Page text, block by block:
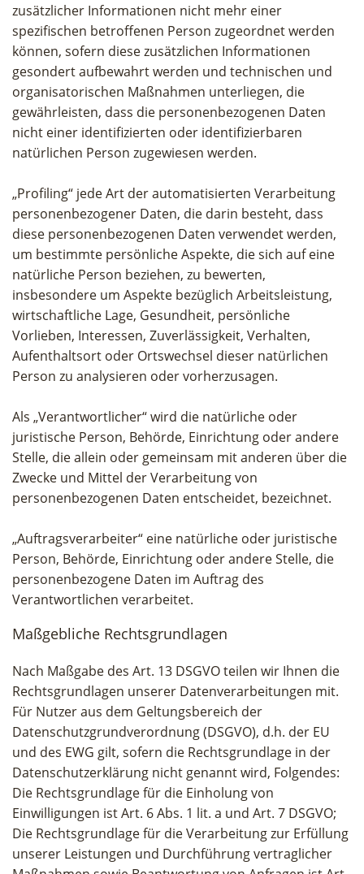
zusätzlicher Informationen nicht mehr einer
spezifischen betroffenen Person zugeordnet werden
können, sofern diese zusätzlichen Informationen
gesondert aufbewahrt werden und technischen und
organisatorischen Maßnahmen unterliegen, die
gewährleisten, dass die personenbezogenen Daten
nicht einer identifizierten oder identifizierbaren
natürlichen Person zugewiesen werden.
„Profiling“ jede Art der automatisierten Verarbeitung
personenbezogener Daten, die darin besteht, dass
diese personenbezogenen Daten verwendet werden,
um bestimmte persönliche Aspekte, die sich auf eine
natürliche Person beziehen, zu bewerten,
insbesondere um Aspekte bezüglich Arbeitsleistung,
wirtschaftliche Lage, Gesundheit, persönliche
Vorlieben, Interessen, Zuverlässigkeit, Verhalten,
Aufenthaltsort oder Ortswechsel dieser natürlichen
Person zu analysieren oder vorherzusagen.
Als „Verantwortlicher“ wird die natürliche oder
juristische Person, Behörde, Einrichtung oder andere
Stelle, die allein oder gemeinsam mit anderen über die
Zwecke und Mittel der Verarbeitung von
personenbezogenen Daten entscheidet, bezeichnet.
„Auftragsverarbeiter“ eine natürliche oder juristische
Person, Behörde, Einrichtung oder andere Stelle, die
personenbezogene Daten im Auftrag des
Verantwortlichen verarbeitet.
Maßgebliche Rechtsgrundlagen
Nach Maßgabe des Art. 13 DSGVO teilen wir Ihnen die
Rechtsgrundlagen unserer Datenverarbeitungen mit.
Für Nutzer aus dem Geltungsbereich der
Datenschutzgrundverordnung (DSGVO), d.h. der EU
und des EWG gilt, sofern die Rechtsgrundlage in der
Datenschutzerklärung nicht genannt wird, Folgendes:
Die Rechtsgrundlage für die Einholung von
Einwilligungen ist Art. 6 Abs. 1 lit. a und Art. 7 DSGVO;
Die Rechtsgrundlage für die Verarbeitung zur Erfüllung
unserer Leistungen und Durchführung vertraglicher